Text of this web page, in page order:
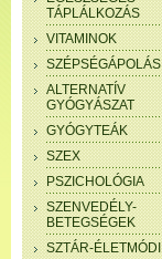
TÁPLÁLKOZÁS
VITAMINOK
SZÉPSÉGÁPOLÁS
ALTERNATÍV
GYÓGYÁSZAT
GYÓGYTEÁK
SZEX
PSZICHOLÓGIA
SZENVEDÉLY-
BETEGSÉGEK
SZTÁR-ÉLETMÓDI